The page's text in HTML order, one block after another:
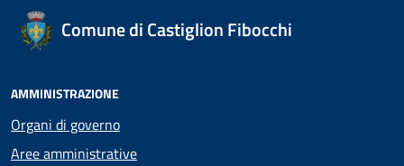
Comune di Castiglion Fibocchi
AMMINISTRAZIONE
Organi di governo
Aree amministrative